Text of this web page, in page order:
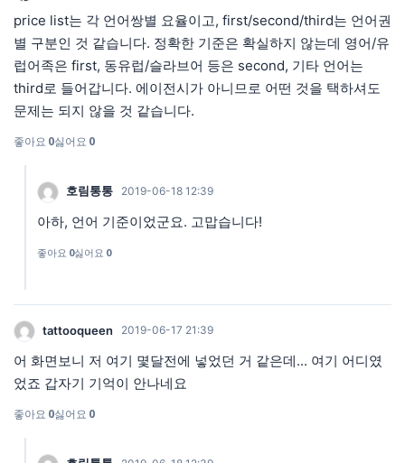
price list는 각 언어쌍별 요율이고, first/second/third는 언어권
별 구분인 것 같습니다. 정확한 기준은 확실하지 않는데 영어/유
럽어족은 first, 동유럽/슬라브어 등은 second, 기타 언어는
third로 들어갑니다. 에이전시가 아니므로 어떤 것을 택하셔도
문제는 되지 않을 것 같습니다.
좋아요 0싫어요 0
호림통통 2019-06-18 12:39
아하, 언어 기준이었군요. 고맙습니다!
좋아요 0싫어요 0
tattooqueen 2019-06-17 21:39
어 화면보니 저 여기 몇달전에 넣었던 거 같은데... 여기 어디였
었죠 갑자기 기억이 안나네요
좋아요 0싫어요 0